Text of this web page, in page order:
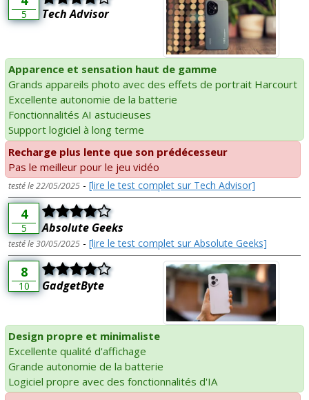
5 Tech Advisor
Apparence et sensation haut de gamme
Grands appareils photo avec des effets de portrait Harcourt
Excellente autonomie de la batterie
Fonctionnalités AI astucieuses
Support logiciel à long terme
Recharge plus lente que son prédécesseur
Pas le meilleur pour le jeu vidéo
testé le 22/05/2025 - [lire le test complet sur Tech Advisor]
4
5 Absolute Geeks
testé le 30/05/2025 - [lire le test complet sur Absolute Geeks]
8
10 GadgetByte
Design propre et minimaliste
Excellente qualité d'affichage
Grande autonomie de la batterie
Logiciel propre avec des fonctionnalités d'IA